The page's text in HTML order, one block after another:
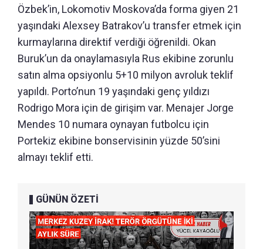
Özbek’in, Lokomotiv Moskova’da forma giyen 21
yaşındaki Alexsey Batrakov’u transfer etmek için
kurmaylarına direktif verdiği öğrenildi. Okan
Buruk’un da onaylamasıyla Rus ekibine zorunlu
satın alma opsiyonlu 5+10 milyon avroluk teklif
yapıldı. Porto’nun 19 yaşındaki genç yıldızı
Rodrigo Mora için de girişim var. Menajer Jorge
Mendes 10 numara oynayan futbolcu için
Portekiz ekibine bonservisinin yüzde 50’sini
almayı teklif etti.
GÜNÜN ÖZETİ